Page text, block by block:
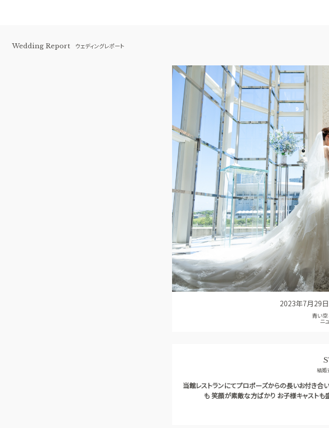
横浜 アートグレイス ポートサイドヴィ
Wedding Report ウェディングレポート
2023年7月29日
青い空
ニ
結婚
当館レストランにてプロポーズからの長いお付き
も 笑顔が素敵な方ばかり お子様キャストも